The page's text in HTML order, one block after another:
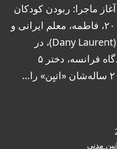
ماجرا: ربودن کودکان
از سوی مادر در سال ۲۰۰۶، فاطمه، معلم ایرانی و
همسر سابق دنی لوران (Dany Laurent)، در
اقدامی برخلاف حکم دادگاه فرانسه، دختر ۵
مدنی